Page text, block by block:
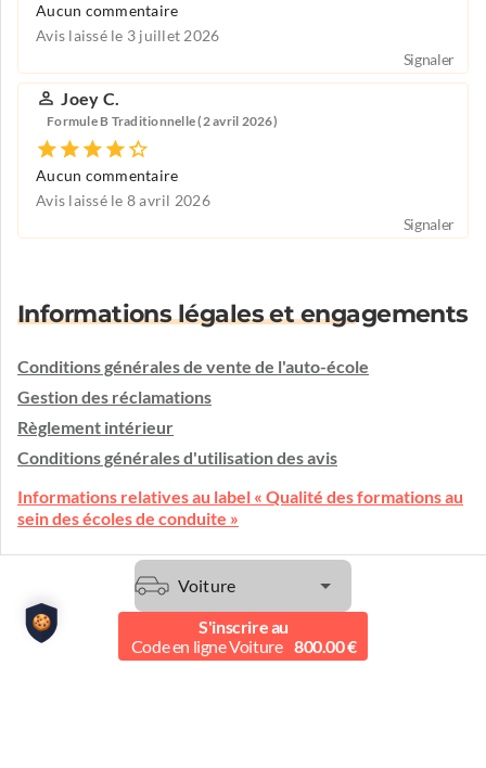
Aucun commentaire
Avis laissé le 3 juillet 2026
Signaler
Joey C.
Formule B Traditionnelle (2 avril 2026)
Aucun commentaire
Avis laissé le 8 avril 2026
Signaler
Informations légales et engagements
Conditions générales de vente de l'auto-école
Gestion des réclamations
Règlement intérieur
Conditions générales d'utilisation des avis
Informations relatives au label « Qualité des formations au
sein des écoles de conduite »
Une question ?
L'auto-école vous écoute et vous conseille.
Voiture
S'inscrire au
Code en ligne Voiture 800.00 €